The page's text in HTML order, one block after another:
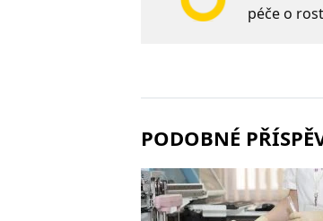
péče o
PODOBNÉ